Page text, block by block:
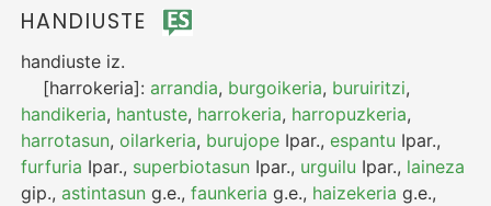
HANDIUSTE
handiuste iz.
[harrokeria]:arrandia, burgoikeria, buruiritzi,
handikeria, hantuste, harrokeria, harropuzkeria,
harrotasun,oilarkeria, burujope Ipar.,espantu Ipar.,
furfuria Ipar., superbiotasun Ipar., urguilu Ipar., laineza
gip.,astintasun g.e.,faunkeria g.e., haizekeria g.e.,